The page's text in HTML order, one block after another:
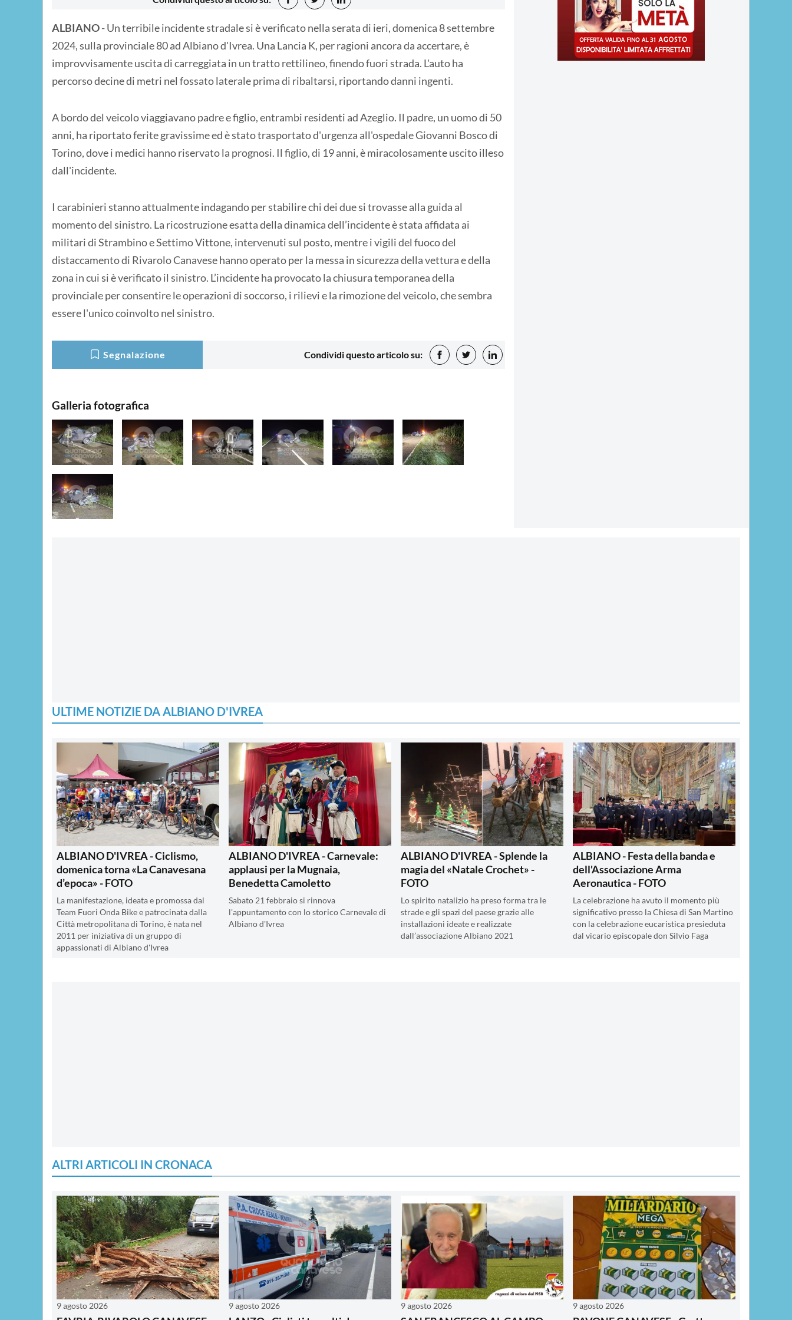
ALBIANO- Un terribile incidente stradale si è verificato nella serata di ieri, domenica 8 settembre
2024, sulla provinciale 80 ad Albiano d'Ivrea. Una Lancia K, per ragioni ancora da accertare, è
improvvisamente uscita di carreggiata in un tratto rettilineo, finendo fuori strada. L'auto ha
percorso decine di metri nel fossato laterale prima di ribaltarsi, riportando danni ingenti.
A bordo del veicolo viaggiavano padre e figlio, entrambi residenti ad Azeglio. Il padre, un uomo di 50
anni, ha riportato ferite gravissime ed è stato trasportato d'urgenza all'ospedale Giovanni Bosco di
Torino, dove i medici hanno riservato la prognosi. Il figlio, di 19 anni, è miracolosamente uscito illeso
dall'incidente.
I carabinieri stanno attualmente indagando per stabilire chi dei due si trovasse alla guida al
momento del sinistro. La ricostruzione esatta della dinamica dell’incidente è stata affidata ai
militari di Strambino e Settimo Vittone, intervenuti sul posto, mentre i vigili del fuoco del
distaccamento di Rivarolo Canavese hanno operato per la messa in sicurezza della vettura e della
zona in cui si è verificato il sinistro. L’incidente ha provocato la chiusura temporanea della
provinciale per consentire le operazioni di soccorso, i rilievi e la rimozione del veicolo, che sembra
essere l'unico coinvolto nel sinistro.
Segnalazione Condividi questo articolo su:
Galleria fotografica
ULTIME NOTIZIE DA ALBIANO D'IVREA
ALBIANO D'IVREA - Ciclismo,
domenica torna «La Canavesana
d’epoca» - FOTO
La manifestazione, ideata e promossa dal
Team Fuori Onda Bike e patrocinata dalla
Città metropolitana di Torino, è nata nel
2011 per iniziativa di un gruppo di
appassionati di Albiano d'Ivrea
ALBIANO D'IVREA - Carnevale:
applausi per la Mugnaia,
Benedetta Camoletto
Sabato 21 febbraio si rinnova
l'appuntamento con lo storico Carnevale di
Albiano d'Ivrea
ALBIANO D'IVREA - Splende la
magia del «Natale Crochet» -
FOTO
Lo spirito natalizio ha preso forma tra le
strade e gli spazi del paese grazie alle
installazioni ideate e realizzate
dall’associazione Albiano 2021
ALBIANO - Festa della banda e
dell'Associazione Arma
Aeronautica - FOTO
La celebrazione ha avuto il momento più
significativo presso la Chiesa di San Martino
con la celebrazione eucaristica presieduta
dal vicario episcopale don Silvio Faga
ALTRI ARTICOLI IN CRONACA
9 agosto 2026 9 agosto 2026 9 agosto 2026 9 agosto 2026